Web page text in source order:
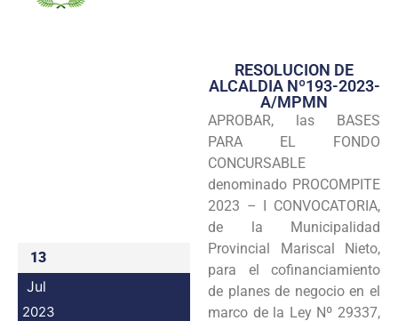
Transparencia
Seguridad
Programas
Intranet
13
Jul
2023
RESOLUCION DE
ALCALDIA Nº193-2023-
A/MPMN
APROBAR, las BASES
PARA EL FONDO
CONCURSABLE
denominado PROCOMPITE
2023 – I CONVOCATORIA,
de la Municipalidad
Provincial Mariscal Nieto,
para el cofinanciamiento
de planes de negocio en el
marco de la Ley Nº 29337,